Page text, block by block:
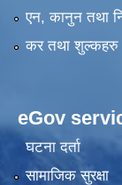
एन, कानुन तथा
कर तथा शुल्कहरु
eGov
घटना दर्ता
सामाजिक सुरक्षा